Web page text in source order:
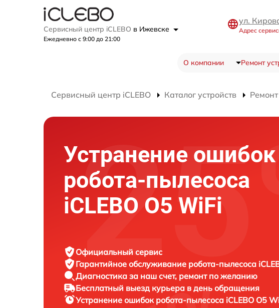
Сервисный центр iCLEBO в Ижевске
Ежедневно с 9:00 до 21:00
ул.
Адрес
О компании Ремонт
Сервисный центр iCLEBO Каталог устройств
Устранение ошибок
робота-пылесоса
iCLEBO O5 WiFi
Официальный сервис
Гарантийное обслуживание робота-пылесоса
Диагностика за наш счет, ремонт по желанию
Бесплатный выезд курьера в день обращения
Устранение ошибок робота-пылесоса iCLEBO O5